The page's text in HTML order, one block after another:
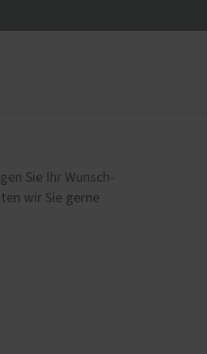
ROMA
ROMA
Sie Ihr Wunsch-
wir Sie gerne